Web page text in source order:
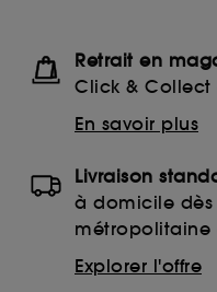
Retrait en
Click & Collect
En savoir plus
Livraison
à domicile dès
métropolitaine
Explorer l'offre